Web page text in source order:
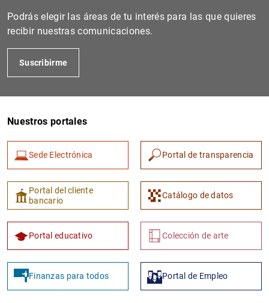
Podrás elegir las áreas de tu interés para las que quieres
recibir nuestras comunicaciones.
Suscribirme
Nuestros portales
Sede Electrónica Portal de transparencia
Portal del cliente
bancario
Catálogo de datos
Portal educativo Colección de arte
Finanzas para todos Portal de Empleo